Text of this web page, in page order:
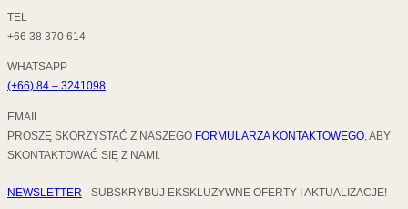
TEL
+66 38 370 614
WHATSAPP
(+66) 84 – 3241098
EMAIL
PROSZĘ SKORZYSTAĆ Z NASZEGO FORMULARZA KONTAKTOWEGO , ABY
SKONTAKTOWAĆ SIĘ Z NAMI.
NEWSLETTER - SUBSKRYBUJ EKSKLUZYWNE OFERTY I AKTUALIZACJE!